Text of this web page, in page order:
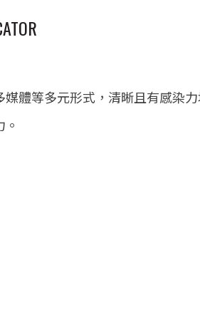
體等多元形式，清晰且有感染